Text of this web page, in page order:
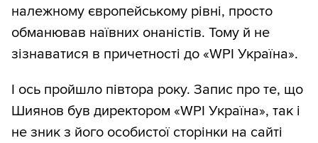
належному європейському рівні, просто
обманював наївних онаністів. Тому й не
зізнаватися в причетності до «WРІ Україна».
І ось пройшло півтора року. Запис про те, що
Шиянов був директором «WРІ Україна», так і
не зник з його особистої сторінки на сайті